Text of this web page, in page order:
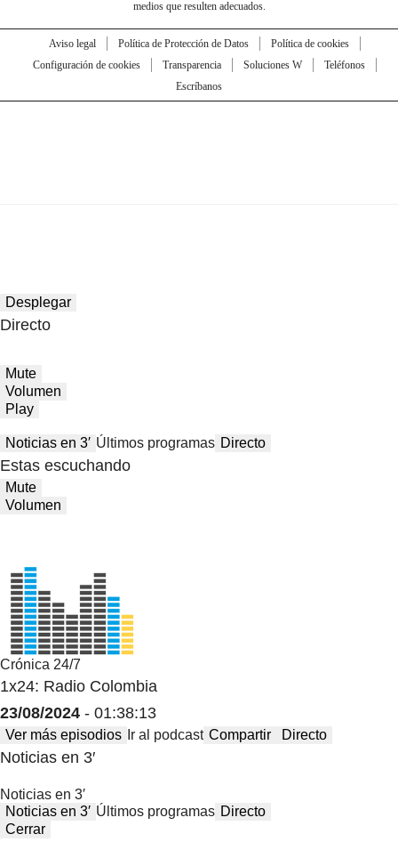
medios que resulten adecuados.
Aviso legal Política de Protección de Datos
Política de cookies
Configuración de cookies
Transparencia Soluciones W
Teléfonos
Escríbanos
Desplegar
Directo
Mute
Volumen
Play
Noticias en 3′ Últimos programas Directo
Estas escuchando
Mute
Volumen
Crónica 24/7
1x24: Radio Colombia
23/08/2024 - 01:38:13
Ver más episodios Ir al podcast Compartir Directo
Noticias en 3′
Noticias en 3′
Noticias en 3′ Últimos programas Directo
Cerrar